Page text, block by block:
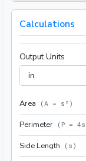
Calculations
Output Units
Area (A = s² )
Perimeter ( P = 4s
Side Length ( s )